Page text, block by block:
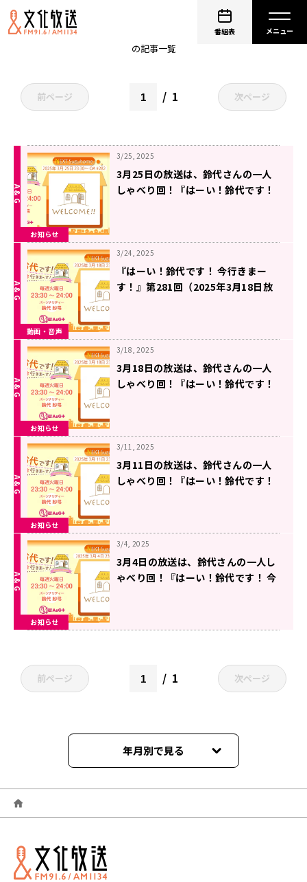
番組表
の記事一覧
前ページ 1 次ページ
お知らせ
3/25, 2025
3月25日の放送は、鈴代さんの一人
しゃべり回！『はーい！鈴代です！
動画・音声
3/24, 2025
『はーい！鈴代です！ 今行きまー
す！』第281回（2025年3月18日放
お知らせ
3/18, 2025
3月18日の放送は、鈴代さんの一人
しゃべり回！『はーい！鈴代です！
お知らせ
3/11, 2025
3月11日の放送は、鈴代さんの一人
しゃべり回！『はーい！鈴代です！
お知らせ
3/4, 2025
3月4日の放送は、鈴代さんの一人し
ゃべり回！『はーい！鈴代です！ 今
前ページ 1 次ページ
年月別で見る
2025年10月
2025年09月
2025年08月